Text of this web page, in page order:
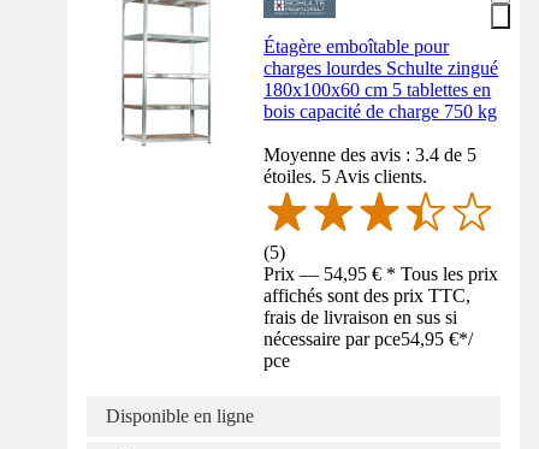
Étagère emboîtable pour
charges lourdes Schulte zingué
180x100x60 cm 5 tablettes en
bois capacité de charge 750 kg
Moyenne des avis : 3.4 de 5
étoiles. 5 Avis clients.
(5)
Prix — 54,95 € * Tous les prix
affichés sont des prix TTC,
frais de livraison en sus si
nécessaire par pce54,95 €*/
pce
Disponible en ligne